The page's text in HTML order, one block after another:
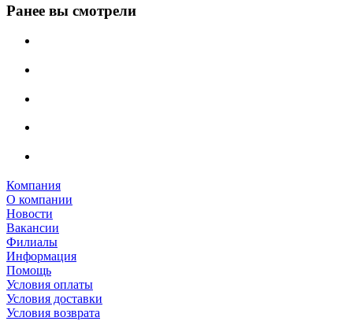
Ранее вы смотрели
Компания
О компании
Новости
Вакансии
Филиалы
Информация
Помощь
Условия оплаты
Условия доставки
Условия возврата